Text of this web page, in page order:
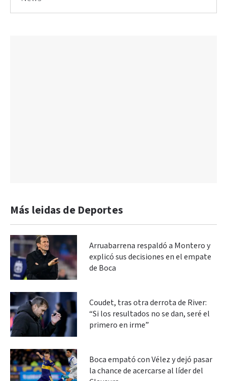
Más leidas de Deportes
Arruabarrena respaldó a Montero y
explicó sus decisiones en el empate
de Boca
Coudet, tras otra derrota de River:
“Si los resultados no se dan, seré el
primero en irme”
Boca empató con Vélez y dejó pasar
la chance de acercarse al líder del